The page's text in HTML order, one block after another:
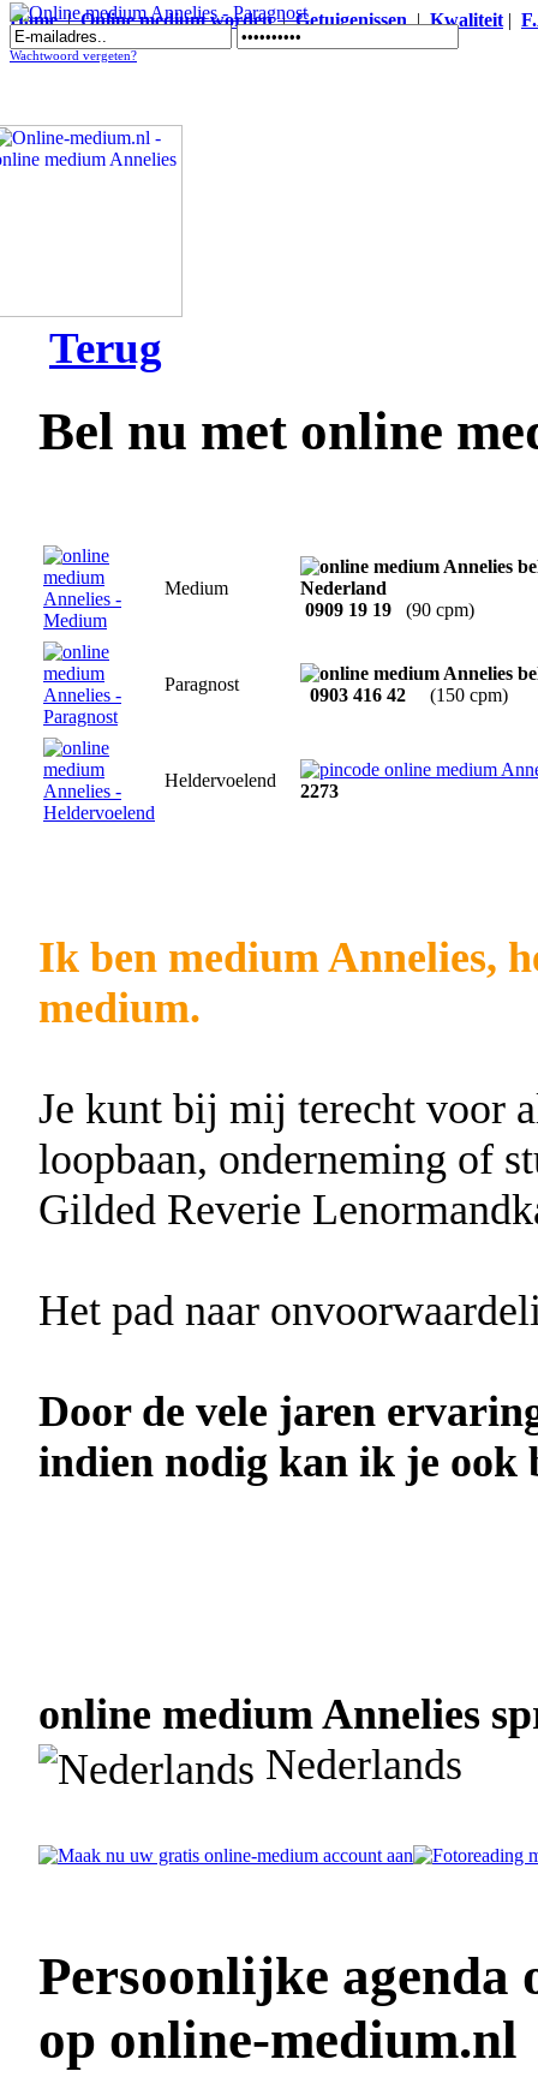
Home|Online medium worden|Getuigenissen|Kwaliteit |
Online medium Annelies - Paragnost
Wachtwoord vergeten?
Terug
Bel nu met online
Medium
0909 19 19
(90 cpm)
Paragnost
0903 416 42 (150 cpm)
Heldervoelend
2273
Ik ben medium Annelies,
medium.
Je kunt bij mij terecht voor
loopbaan, onderneming of
Gilded Reverie
Het pad naar
Door de vele jaren
indien nodig kan ik je ook
online medium Annelies
Nederlands
Persoonlijke agenda
op online-medium.nl